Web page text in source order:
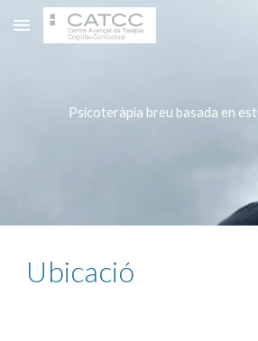
Skip to main content
Psicoteràpia breu basada en
Ubicació